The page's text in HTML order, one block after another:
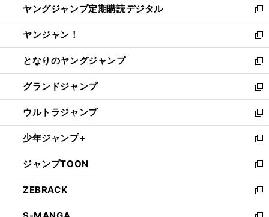
く
で
開
く
ド
ウ
で
開
く
い
ウ
ィ
ン
ド
ウ
で
開
く
ヤングジャンプ定期購読デジタル
新
し
い
ウ
ィ
ン
ド
ウ
で
開
く
ヤンジャン！
新
し
い
ウ
ィ
ン
ド
ウ
で
開
く
となりのヤングジャンプ
新
し
い
ウ
ィ
ン
ド
ウ
で
開
く
グランドジャンプ
新
し
い
ウ
ィ
ン
ド
ウ
で
開
ウルトラジャンプ
新
し
い
ウ
ィ
ン
ド
ウ
少年ジャンプ+
新
し
い
ウ
ィ
ン
ジャンプTOON
新
し
い
ウ
ZEBRACK
新
し